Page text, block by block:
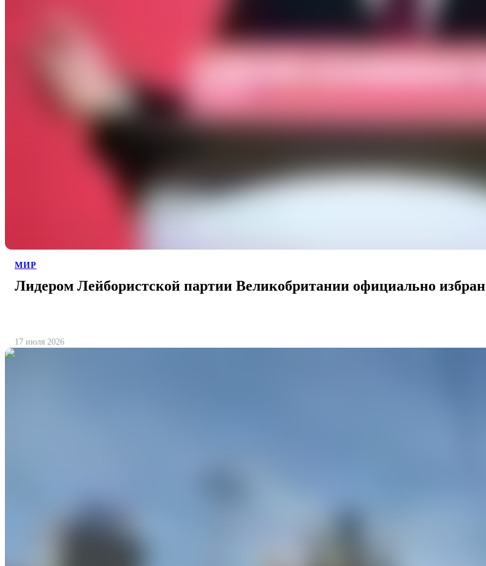
МИР
Лидером Лейбористской партии Великобритании официально избран
17 июля 2026